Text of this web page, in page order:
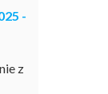
-
z